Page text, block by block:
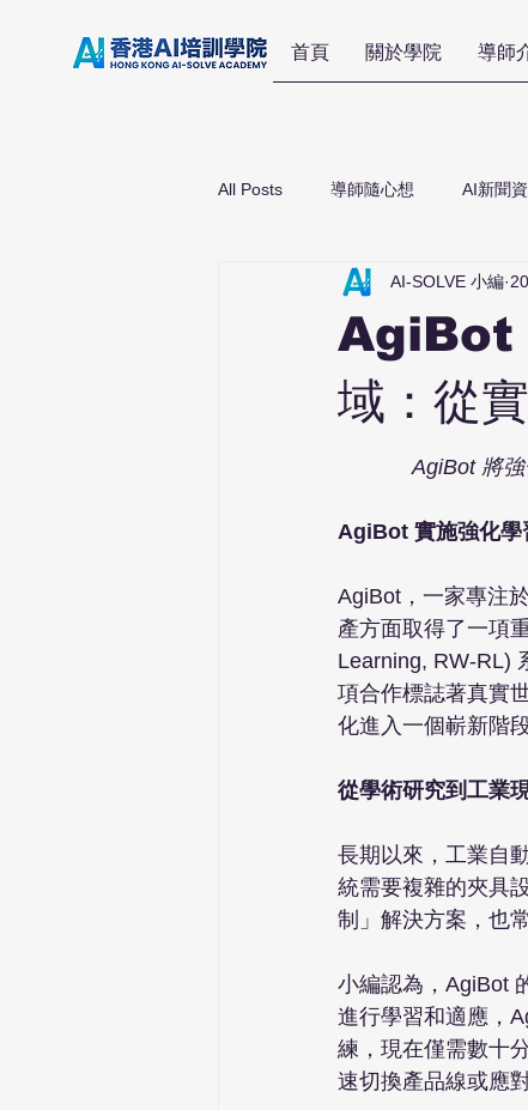
首頁 關於學院 導師
All Posts 導師隨心想 AI新聞
AgiBot
域：從
AI-SOLVE 小編
AgiBot 將
AgiBot 實施強化學
AgiBot，一家專注
產方面取得了一項
Learning, RW-RL)
項合作標誌著真實
化進入一個嶄新階段
從學術研究到工業
長期以來，工業自
統需要複雜的夾具
制」解決方案，也
小編認為，AgiBot
進行學習和適應，
練，現在僅需數十
速切換產品線或應